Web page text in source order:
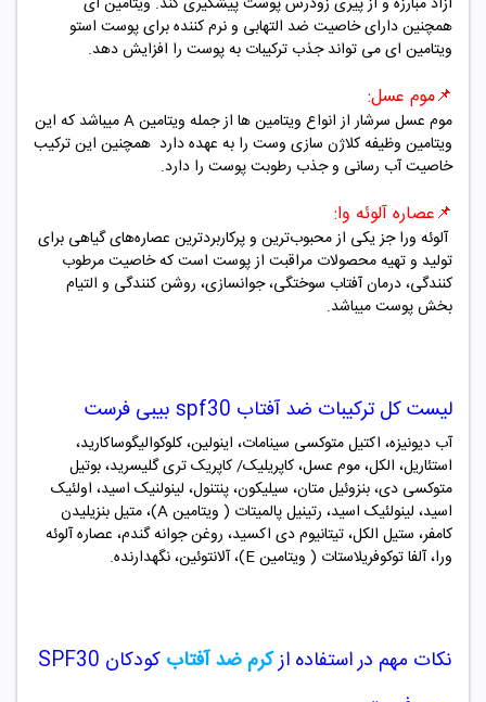
همچنین دارای خاصیت ضد التهابی و نرم کننده برای پوست استو
ویتامین ای می تواند جذب ترکیبات به پوست را افزایش دهد.
📌موم عسل:
موم عسل سرشار از انواع ویتامین ها از جمله ویتامینAمیباشد که این
ویتامین وظیفه کلاژن سازی وست را به عهده دارد همچنین این ترکیب
خاصیت آب رسانی و جذب رطوبت پوست را دارد.
📌عصاره آلوئه وا:
آلوئه ورا جز یکی از محبوب‌ترین و پرکاربردترین عصاره‌های گیاهی برای
تولید و تهیه محصولات مراقبت از پوست است که خاصیت مرطوب
کنندگی، درمان آفتاب سوختگی، جوانسازی، روشن کنندگی و التیام
بخش پوست میباشد.
لیست کل ترکیبات ضد آفتاب spf30 بیبی فرست
آب دیونیزه، اکتیل متوکسی سینامات، اینولین، کلوکوالیگوساکارید،
استئاریل، الکل، موم عسل، کاپریلیک/ کاپریک تری گلیسرید، بوتیل
متوکسی دی، بنزوئیل متان، سیلیکون، پنتنول، لینولنیک اسید، اولئیک
اسید، لینولئیک اسید، رتینیل پالمیتات ( ویتامینA)، متیل بنزیلیدن
کامفر، ستیل الکل، تیتانیوم دی اکسید، روغن جوانه گندم، عصاره آلوئه
ورا، آلفا توکوفریلاستات ( ویتامینE)، آلانتوئین، نگهدارنده.
نکات مهم در استفاده ازکرم ضد آفتاب کودکان SPF30